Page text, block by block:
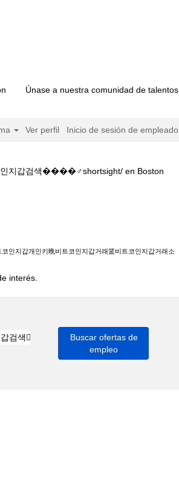
Únase a nuestra comunidad de talentos
Ver perfil Inicio de sesión de empleado
인지갑검색����‍♂️shortsight/ en Boston
인지갑개인키晩비트코인지갑거래篮비트코인지갑거래소
interés.